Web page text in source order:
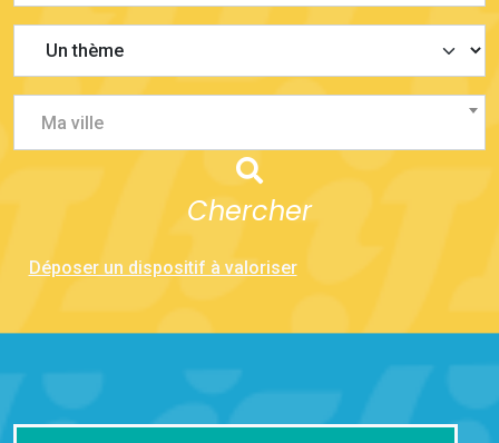
Ma ville
Chercher
Déposer un dispositif à valoriser